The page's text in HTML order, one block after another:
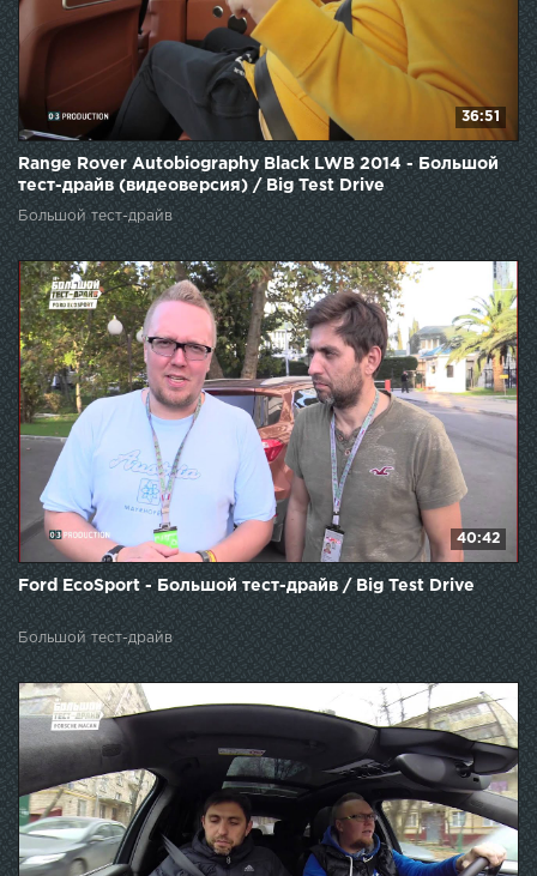
36:51
Range Rover Autobiography Black LWB 2014 - Большой
тест-драйв (видеоверсия) / Big Test Drive
Большой тест-драйв
40:42
Ford EcoSport - Большой тест-драйв / Big Test Drive
Большой тест-драйв